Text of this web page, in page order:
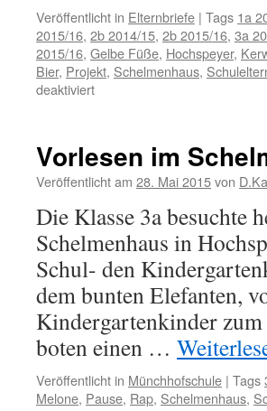
Veröffentlicht in Elternbriefe | Tags 1a
2015/16, 2b 2014/15, 2b 2015/16, 3a
2015/16, Gelbe Füße, Hochspeyer,
Bier, Projekt, Schelmenhaus,
deaktiviertfür
am
09.08.2015
Vorlesen im
Veröffentlicht am 28. Mai 2015von
Die Klasse 3a besuchte
Schelmenhaus in
Schul- den
dem bunten Elefanten,
Kindergartenkinder
boten einen …
Veröffentlicht in Münchhofschule | Tags
Melone, Pause, Rap, Schelmenhaus,